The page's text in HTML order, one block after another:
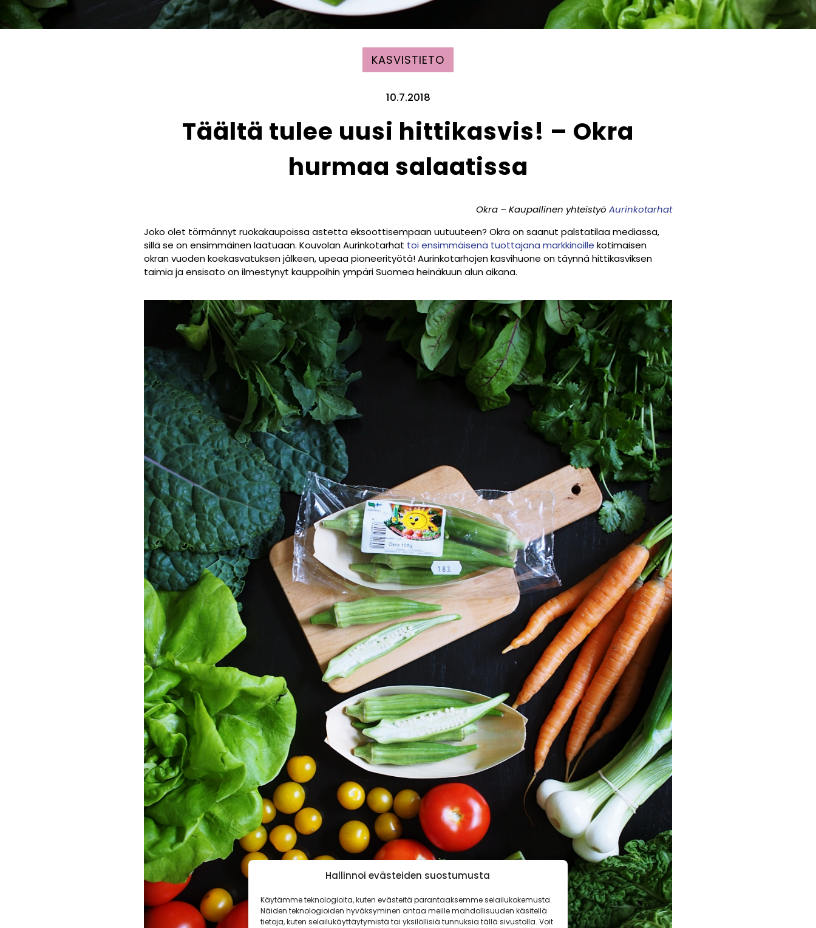
Hallinnoi evästeiden suostumusta
Käytämme teknologioita, kuten evästeitä parantaaksemme selailukokemusta.
Näiden teknologioiden hyväksyminen antaa meille mahdollisuuden käsitellä
tietoja, kuten selailukäyttäytymistä tai yksilöllisiä tunnuksia tällä sivustolla. Voit
KASVISTIETO
10.7.2018
Täältä tulee uusi hittikasvis! – Okra
hurmaa salaatissa
Okra – Kaupallinen yhteistyö Aurinkotarhat
Joko olet törmännyt ruokakaupoissa astetta eksoottisempaan uutuuteen? Okra on saanut palstatilaa mediassa,
sillä se on ensimmäinen laatuaan. Kouvolan Aurinkotarhat toi ensimmäisenä tuottajana markkinoille kotimaisen
okran vuoden koekasvatuksen jälkeen, upeaa pioneerityötä! Aurinkotarhojen kasvihuone on täynnä hittikasviksen
taimia ja ensisato on ilmestynyt kauppoihin ympäri Suomea heinäkuun alun aikana.